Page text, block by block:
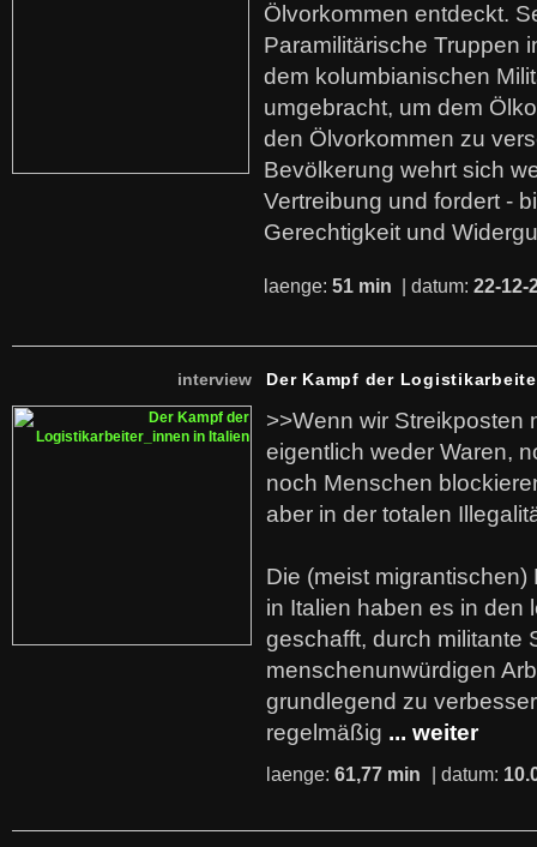
Ölvorkommen entdeckt.
Paramilitärische Truppen
dem kolumbianischen
umgebracht, um dem
den Ölvorkommen zu
Bevölkerung wehrt sich
Vertreibung und fordert -
Gerechtigkeit und
laenge: 51 min | datum: 22-12-
interview Der Kampf der
>>Wenn wir Streikposten
eigentlich weder Waren,
noch Menschen
aber in der totalen
Die (meist
in Italien haben es in den
geschafft, durch militante
menschenunwürdigen
grundlegend zu
regelmäßig ... weiter
laenge: 61,77 min | datum: